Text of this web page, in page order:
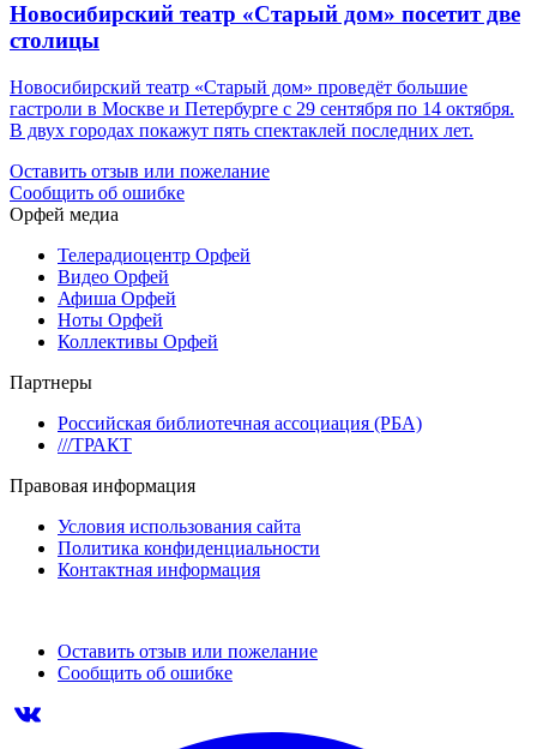
Новосибирский театр «Старый дом» посетит две
столицы
Новосибирский театр «Старый дом» проведёт большие
гастроли в Москве и Петербурге с 29 сентября по 14 октября.
В двух городах покажут пять спектаклей последних лет.
Оставить отзыв или пожелание
Сообщить об ошибке
Орфей медиа
Телерадиоцентр Орфей
Видео Орфей
Афиша Орфей
Ноты Орфей
Коллективы Орфей
Партнеры
Российская библиотечная ассоциация (РБА)
///ТРАКТ
Правовая информация
Условия использования сайта
Политика конфиденциальности
Контактная информация
Оставить отзыв или пожелание
Сообщить об ошибке